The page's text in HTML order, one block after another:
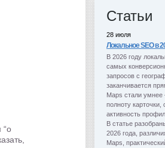
Статьи
28 июля
Локальное SEO в
В 2026 году
самых
запросов с
заканчивается
Maps стали
полноту карточки,
активность
В статье
2026 года,
Maps,
“о